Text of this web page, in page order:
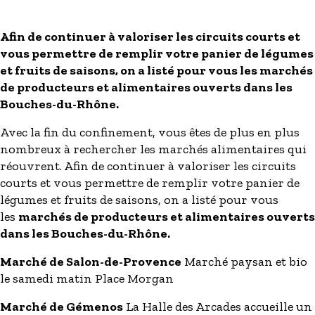
Afin de continuer à valoriser les circuits courts et
vous permettre de remplir votre panier de légumes
et fruits de saisons, on a listé pour vous les marchés
de producteurs et alimentaires ouverts dans les
Bouches-du-Rhône.
Avec la fin du confinement, vous êtes de plus en plus
nombreux à rechercher les marchés alimentaires qui
réouvrent. Afin de continuer à valoriser les circuits
courts et vous permettre de remplir votre panier de
légumes et fruits de saisons, on a listé pour vous
les marchés de producteurs et alimentaires ouverts
dans les Bouches-du-Rhône.
Marché de Salon-de-Provence Marché paysan et bio
le samedi matin Place Morgan
Marché de Gémenos La Halle des Arcades accueille un